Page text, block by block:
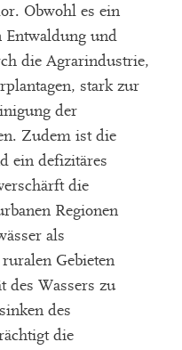
Obwohl es ein
Entwaldung und
die Agrarindustrie,
stark zur
der
Zudem ist die
ein defizitäres
die
Regionen
als
Gebieten
des Wassers zu
des
die